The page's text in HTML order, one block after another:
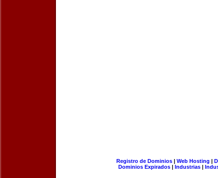
Registro de Dominios| Web Hosting |
Dominios Expirados | Industrias |